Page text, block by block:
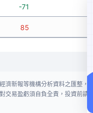
-71
85
新報等機構分析資料之匯整，
交易盈虧須自負全責，投資前請